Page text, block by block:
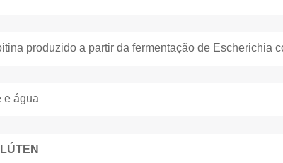
produzido a partir da fermentação de
e água